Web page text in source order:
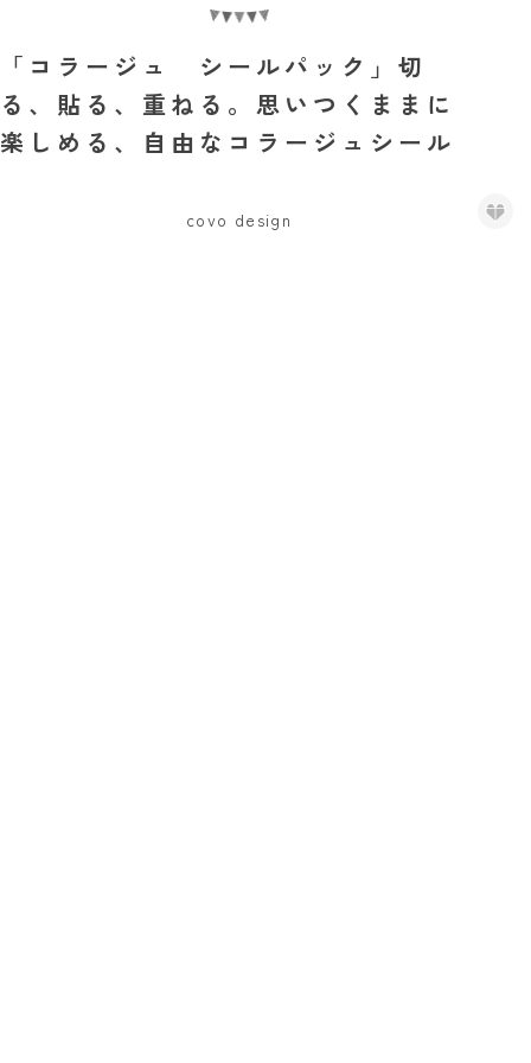
「コラージュ シールパック」切
る、貼る、重ねる。思いつくままに
楽しめる、自由なコラージュシール
covo design